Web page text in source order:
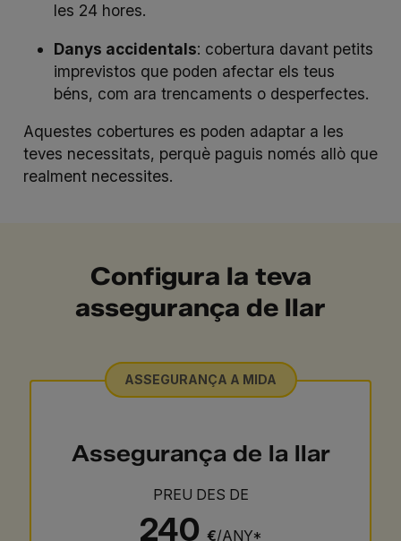
les 24 hores.
Danys accidentals: cobertura davant petits
imprevistos que poden afectar els teus
béns, com ara trencaments o desperfectes.
Aquestes cobertures es poden adaptar a les
teves necessitats, perquè paguis només allò que
realment necessites.
Configura la teva
assegurança de llar
ASSEGURANÇA A MIDA
Assegurança de la llar
PREU DES DE
240 €/ANY*